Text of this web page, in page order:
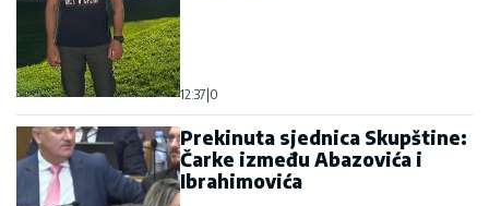
12:37 0
Prekinuta sjednica Skupštine:
Čarke između Abazovića i
Ibrahimovića